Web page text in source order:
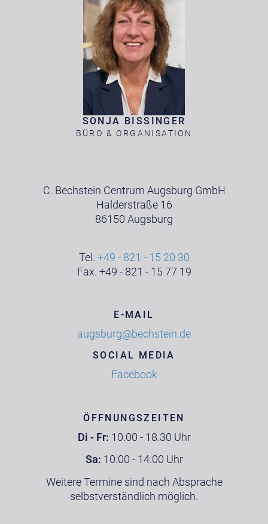
SONJA BISSINGER
BÜRO & ORGANISATION
C. Bechstein Centrum Augsburg GmbH
Halderstraße 16
86150 Augsburg
Tel. +49 - 821 - 15 20 30
Fax. +49 - 821 - 15 77 19
E-MAIL
augsburg@bechstein.de
SOCIAL MEDIA
Facebook
ÖFFNUNGSZEITEN
Di - Fr: 10.00 - 18.30 Uhr
Sa: 10:00 - 14:00 Uhr
Weitere Termine sind nach Absprache
selbstverständlich möglich.